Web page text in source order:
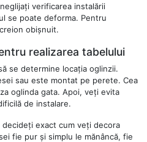
verificarea instalării
se poate deforma. Pentru
obișnuit.
realizarea tabelului
se determine locația oglinzii.
sau este montat pe perete. Cea
oglinda gata. Apoi, veți evita
de instalare.
exact cum veți decora
fie pur și simplu le mănâncă, fie